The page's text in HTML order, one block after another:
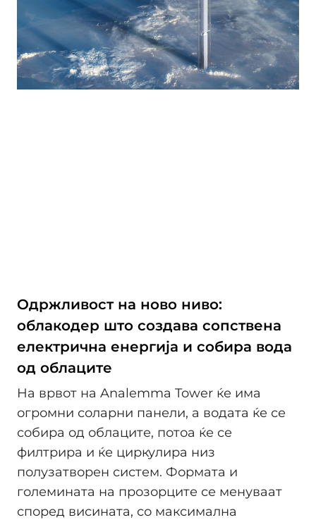
Одржливост на ново ниво:
облакодер што создава сопствена
електрична енергија и собира вода
од облаците
На врвот на Analemma Tower ќе има
огромни соларни панели, а водата ќе се
собира од облаците, потоа ќе се
филтрира и ќе циркулира низ
полузатворен систем. Формата и
големината на прозорците се менуваат
според висината, со максимална